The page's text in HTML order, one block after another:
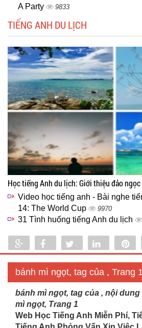
A Party
9833
TIẾNG ANH DU LỊCH
Học tiếng Anh du lịch: Giới thiệu đảo ngọc
Video học tiếng anh - Bài nghe
14: The World Cup
9970
31 Tình huống tiếng Anh du lịch
Share Share Tweet Share
bánh mì ngọt, tag của , Trang 1
bánh mì ngọt, tag của , nội
mì ngọt, Trang 1
Web Học Tiếng Anh Miễn Phí,